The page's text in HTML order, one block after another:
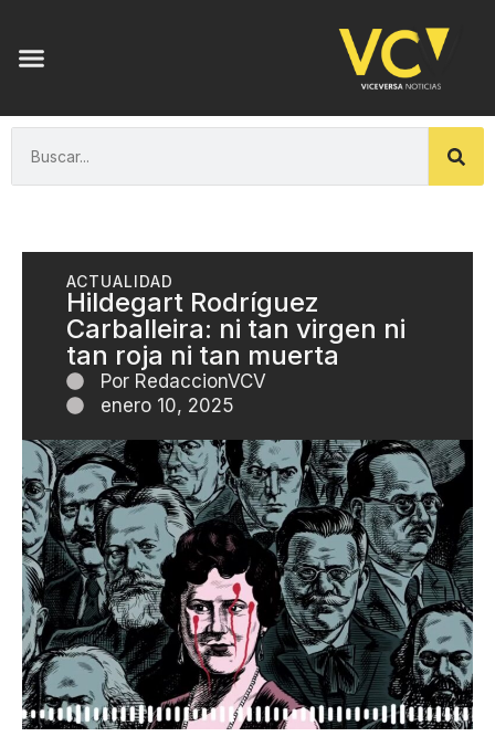
ACTUALIDAD
Hildegart Rodríguez
Carballeira: ni tan virgen ni
tan roja ni tan muerta
Por RedaccionVCV
enero 10, 2025